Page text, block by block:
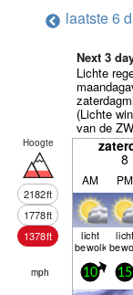
laatste 6
Next 3
Lichte
(Lichte
van de
Hoogte
2182ft
1778ft
1378ft
8
AM PM
licht
bewolkt
licht
mph 10 15